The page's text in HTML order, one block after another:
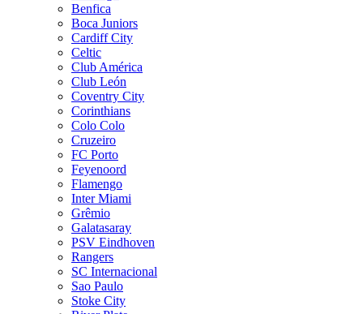
Benfica
Boca Juniors
Cardiff City
Celtic
Club América
Club León
Coventry City
Corinthians
Colo Colo
Cruzeiro
FC Porto
Feyenoord
Flamengo
Inter Miami
Grêmio
Galatasaray
PSV Eindhoven
Rangers
SC Internacional
Sao Paulo
Stoke City